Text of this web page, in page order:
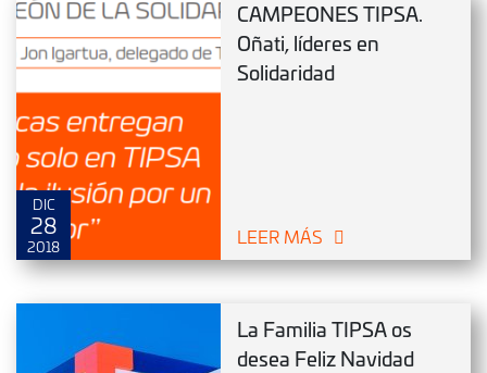
DIC
28
2018
CAMPEONES TIPSA.
Oñati, líderes en
Solidaridad
LEER MÁS
La Familia TIPSA os
desea Feliz Navidad